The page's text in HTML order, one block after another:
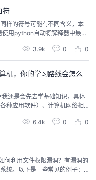
符
样的符号可能有不同含义，本
使用python自动将解释器中最后
und...
3.9k 0 0
机，你的学习路线会怎么
还是会先去学基础知识，具体
种应用软件）、计算机网络相
行实践。office办公软件：这
转业务或者项目经理后经常要
6.4k 0 0
何利用文件权限漏洞？有漏洞的
统。以下是一些常见的例子：